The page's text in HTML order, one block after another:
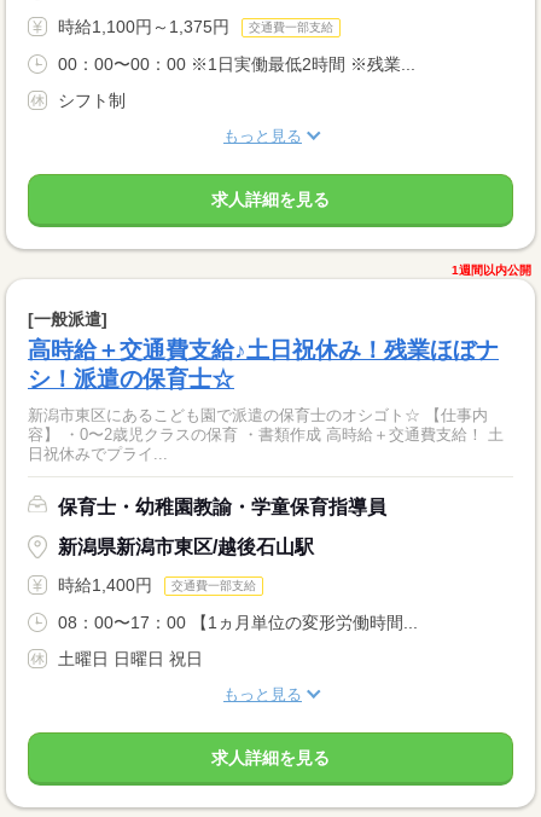
時給1,100円～1,375円 交通費一部支給
00：00〜00：00 ※1日実働最低2時間 ※残業...
シフト制
もっと見る
求人詳細を見る
1週間以内公開
[一般派遣]
高時給＋交通費支給♪土日祝休み！残業ほぼナ
シ！派遣の保育士☆
新潟市東区にあるこども園で派遣の保育士のオシゴト☆ 【仕事内
容】 ・0〜2歳児クラスの保育 ・書類作成 高時給＋交通費支給！ 土
日祝休みでプライ...
保育士・幼稚園教諭・学童保育指導員
新潟県新潟市東区/越後石山駅
時給1,400円 交通費一部支給
08：00〜17：00 【1ヵ月単位の変形労働時間...
土曜日 日曜日 祝日
もっと見る
求人詳細を見る